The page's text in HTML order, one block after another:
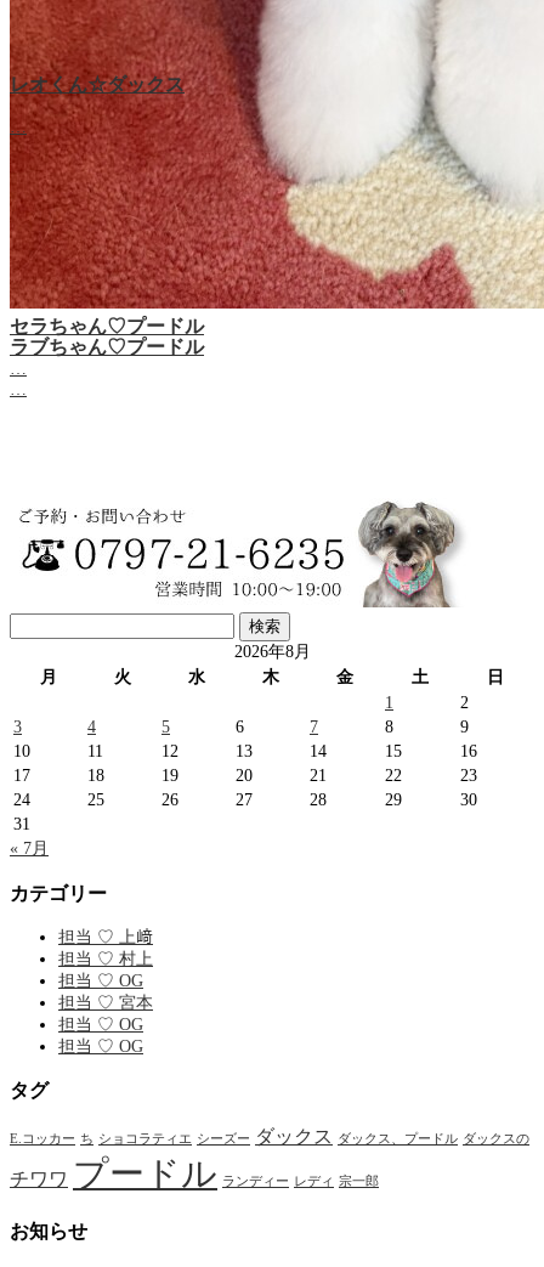
ラブちゃん♡プードル
レオくん☆ダックス
…
セラちゃん♡プードル
索:
2026年8月
月
火 水 木 金 土
日
1
2
3
4 5 6 7 8
9
10
11 12 13 14 15
16
17
18 19 20 21 22
23
24
25 26 27 28 29
30
31
« 7月
カテゴリー
担当 ♡ 上﨑
担当 ♡ 村上
担当 ♡ OG
担当 ♡ 宮本
担当 ♡ OG
担当 ♡ OG
タグ
E.コッカー ち ショコラティエ シーズー ダックス ダックス、プードル ダックスの
チワワ プードル ランディー レディ 宗一郎
お知らせ